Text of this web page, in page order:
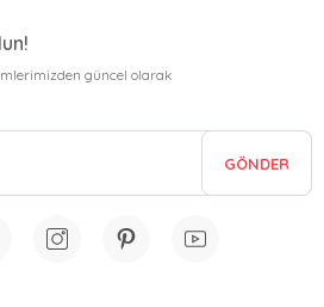
güncel olarak
GÖNDER